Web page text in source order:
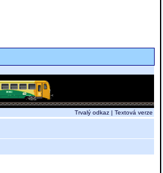
Trvalý odkaz | Textová verze